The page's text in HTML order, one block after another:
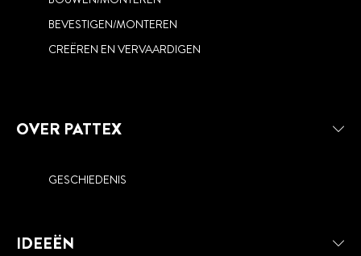
REPAREREN
RENOVEREN EN CREËREN
BESCHERMEN
BEVESTIGEN/MONTEREN
CREËREN EN VERVAARDIGEN
OVER PATTEX
GESCHIEDENIS
IDEEËN